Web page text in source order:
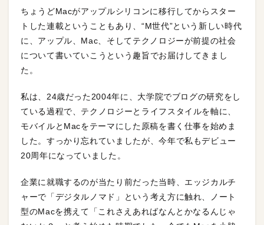
ちょうどMacがアップルシリコンに移行してからスター
トした連載ということもあり、“M世代”という新しい時代
に、アップル、Mac、そしてテクノロジーが前提の社会
について書いていこうという趣旨でお届けしてきまし
た。
私は、24歳だった2004年に、大学院でブログの研究をし
ている過程で、テクノロジーとライフスタイルを軸に、
モバイルとMacをテーマにした原稿を書く仕事を始めま
した。すっかり忘れていましたが、今年で私もデビュー
20周年になっていました。
企業に就職するのが当たり前だった当時、エッジカルチ
ャーで「デジタルノマド」という考え方に触れ、ノート
型のMacを携えて「これさえあればなんとかなるんじゃ